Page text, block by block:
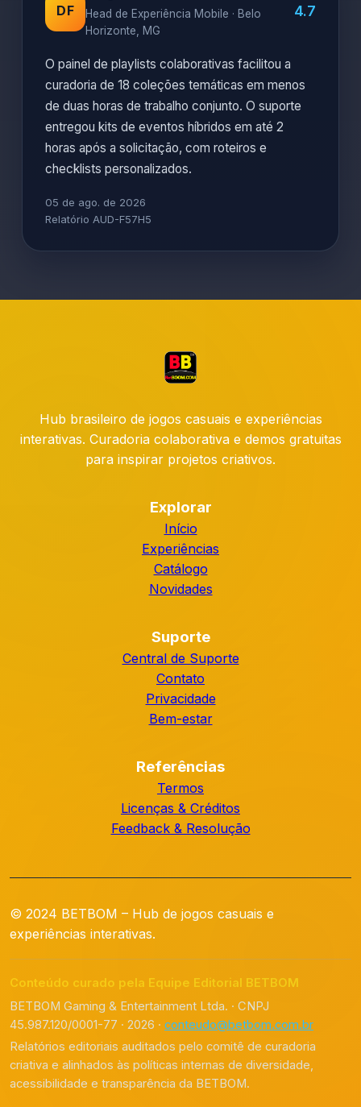
DF
Head de Experiência Mobile · Belo
Horizonte, MG
4.7
O painel de playlists colaborativas facilitou a
curadoria de 18 coleções temáticas em menos
de duas horas de trabalho conjunto. O suporte
entregou kits de eventos híbridos em até 2
horas após a solicitação, com roteiros e
checklists personalizados.
05 de ago. de 2026
Relatório AUD-F57H5
Hub brasileiro de jogos casuais e experiências
interativas. Curadoria colaborativa e demos gratuitas
para inspirar projetos criativos.
Explorar
Início
Experiências
Catálogo
Novidades
Suporte
Central de Suporte
Contato
Privacidade
Bem-estar
Referências
Termos
Licenças & Créditos
Feedback & Resolução
© 2024 BETBOM – Hub de jogos casuais e
experiências interativas.
Conteúdo curado pela Equipe Editorial BETBOM
BETBOM Gaming & Entertainment Ltda. · CNPJ
45.987.120/0001-77 · 2026 · conteudo@betbom.com.br
Relatórios editoriais auditados pelo comitê de curadoria
criativa e alinhados às políticas internas de diversidade,
acessibilidade e transparência da BETBOM.